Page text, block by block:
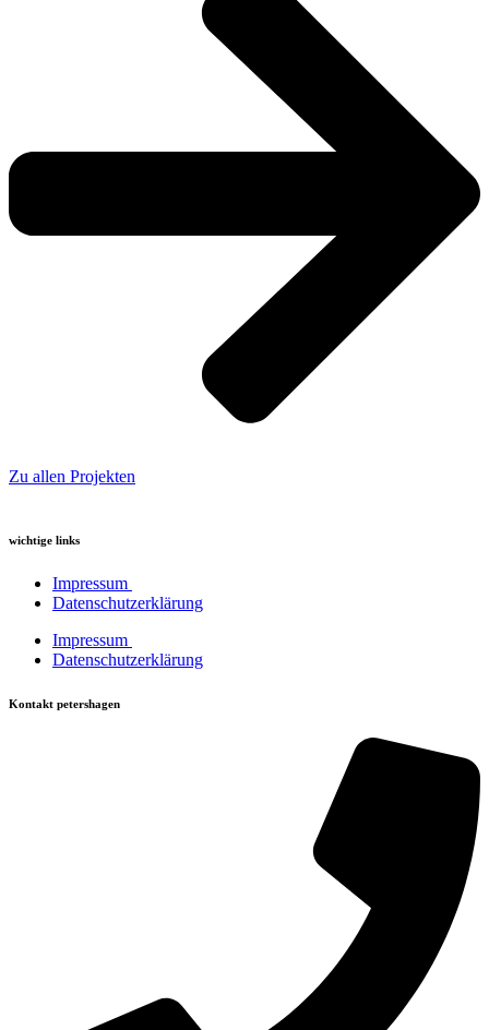
Zu allen Projekten
wichtige links
Impressum
Datenschutzerklärung
Impressum
Datenschutzerklärung
Kontakt petershagen